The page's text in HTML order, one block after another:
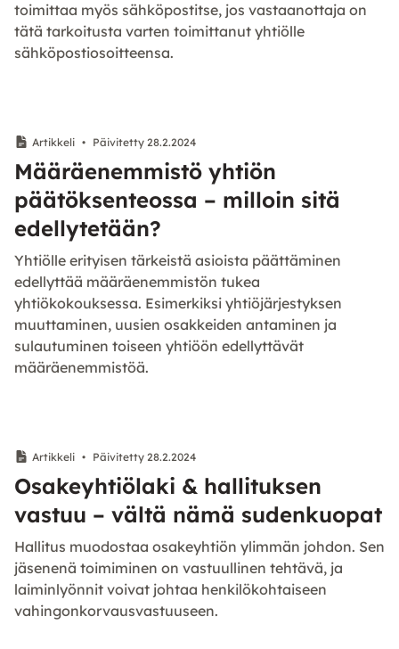
toimittaa myös sähköpostitse, jos vastaanottaja on
tätä tarkoitusta varten toimittanut yhtiölle
sähköpostiosoitteensa.
Artikkeli • Päivitetty 28.2.2024
Määräenemmistö yhtiön
päätöksenteossa – milloin sitä
edellytetään?
Yhtiölle erityisen tärkeistä asioista päättäminen
edellyttää määräenemmistön tukea
yhtiökokouksessa. Esimerkiksi yhtiöjärjestyksen
muuttaminen, uusien osakkeiden antaminen ja
sulautuminen toiseen yhtiöön edellyttävät
määräenemmistöä.
Artikkeli • Päivitetty 28.2.2024
Osakeyhtiölaki & hallituksen
vastuu – vältä nämä sudenkuopat
Hallitus muodostaa osakeyhtiön ylimmän johdon. Sen
jäsenenä toimiminen on vastuullinen tehtävä, ja
laiminlyönnit voivat johtaa henkilökohtaiseen
vahingonkorvausvastuuseen.